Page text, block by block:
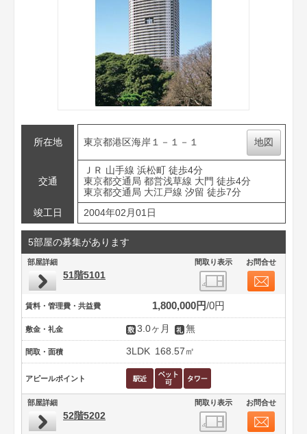
所在地 東京都港区海岸１－１－１ 地図
交通
ＪＲ 山手線 浜松町 徒歩4分
東京都交通局 都営浅草線 大門 徒歩4分
東京都交通局 大江戸線 汐留 徒歩7分
竣工日
2004年02月01日
5部屋の募集があります
部屋詳細 間取り表示 お問合せ
51階5101
賃料・管理費・共益費 1,800,000円 0円
敷金・礼金 3.0ヶ月 無
間取・面積 3LDK 168.57㎡
アピールポイント
部屋詳細 間取り表示 お問合せ
52階5202